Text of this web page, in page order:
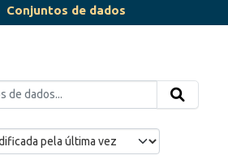
Conjuntos de dados